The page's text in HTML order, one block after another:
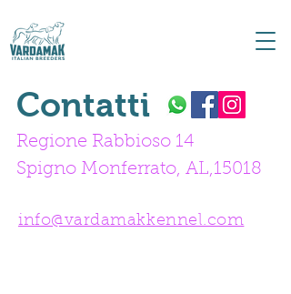
Contatti
Regione Rabbioso 14
Spigno Monferrato, AL,15018
info@vardamakkennel.com